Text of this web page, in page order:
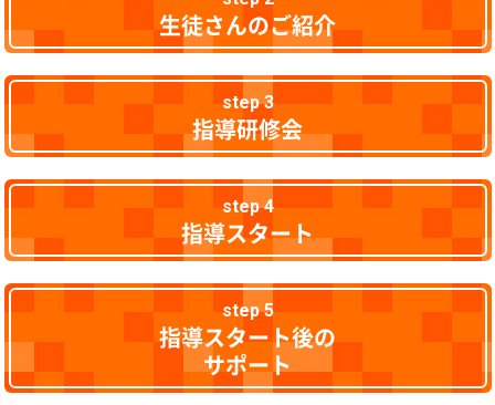
生徒さんのご紹介
step 3
指導研修会
step 4
指導スタート
step 5
指導スタート後の
サポート